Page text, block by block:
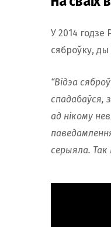
У 2014
сяброўку,
“Відэа
спадабаўся,
ад нікому
серыяла.